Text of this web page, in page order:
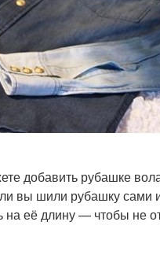
добавить рубашке
вы шили рубашку сами
её длину — чтобы не